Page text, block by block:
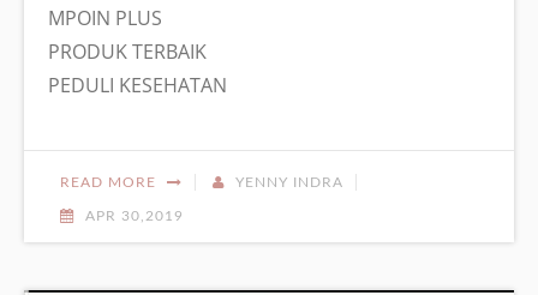
MPOIN PLUS
PRODUK TERBAIK
PEDULI KESEHATAN
READ MORE YENNY INDRA
APR 30,2019